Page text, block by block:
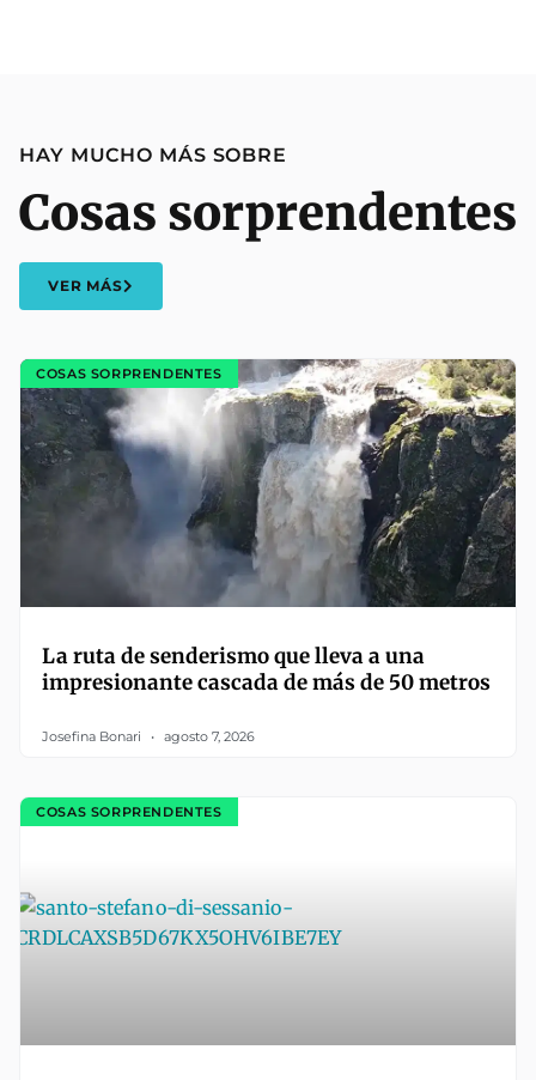
HAY MUCHO MÁS SOBRE
Cosas sorprendentes
VER MÁS
COSAS SORPRENDENTES
La ruta de senderismo que lleva a una
impresionante cascada de más de 50 metros
Josefina Bonari agosto 7, 2026
COSAS SORPRENDENTES